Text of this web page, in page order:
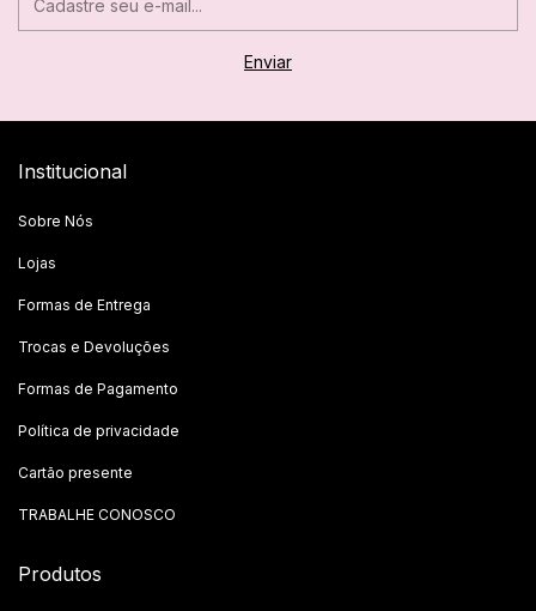
Institucional
Sobre Nós
Lojas
Formas de Entrega
Trocas e Devoluções
Formas de Pagamento
Política de privacidade
Cartão presente
TRABALHE CONOSCO
Produtos